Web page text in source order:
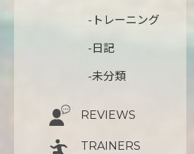
-トレーニング
-日記
-未分類
REVIEWS
TRAINERS